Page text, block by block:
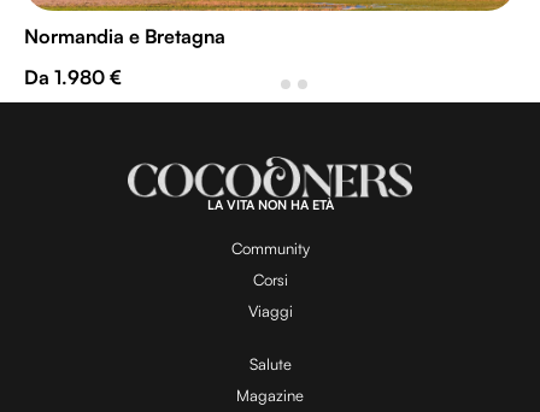
Normandia e Bretagna
Da 1.980 €
LA VITA NON HA ETÀ
Community
Corsi
Viaggi
Salute
Magazine